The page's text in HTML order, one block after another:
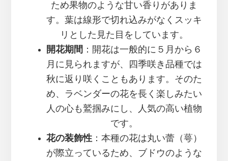
ため果物のような甘い香りがありま
す。葉は線形で切れ込みがなくスッキ
リとした見た目をしています。
開花期間 ：開花は一般的に５月から６
月に見られますが、四季咲き品種では
秋に返り咲くこともあります。そのた
め、ラベンダーの花を長く楽しみたい
人の心も鷲掴みにし、人気の高い植物
です。
花の装飾性 ：本種の花は丸い蕾（萼）
が際立っているため、ブドウのような